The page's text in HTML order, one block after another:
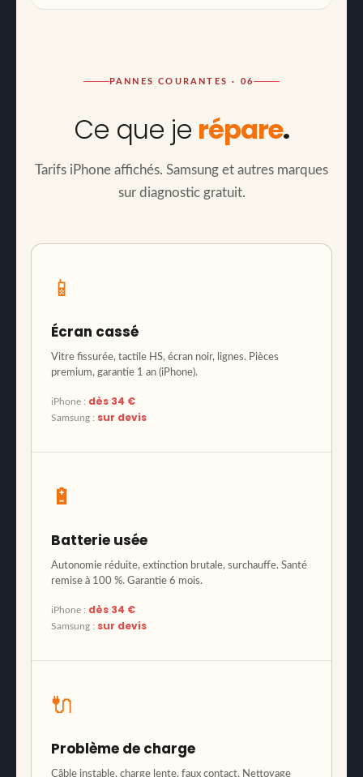
PANNES COURANTES · 06
Ce que je répare.
Tarifs iPhone affichés. Samsung et autres marques
sur diagnostic gratuit.
📱
Écran cassé
Vitre fissurée, tactile HS, écran noir, lignes. Pièces
premium, garantie 1 an (iPhone).
iPhone : dès 34 €
Samsung : sur devis
🔋
Batterie usée
Autonomie réduite, extinction brutale, surchauffe. Santé
remise à 100 %. Garantie 6 mois.
iPhone : dès 34 €
Samsung : sur devis
🔌
Problème de charge
Câble instable, charge lente, faux contact. Nettoyage